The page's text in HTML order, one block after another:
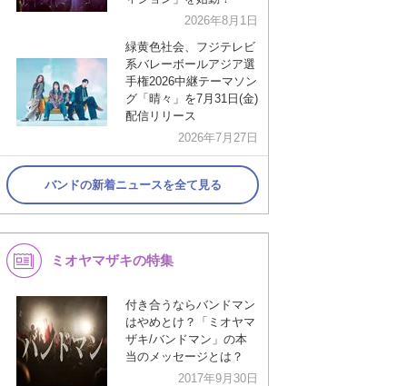
2026年8月1日
緑黄色社会、フジテレビ
系バレーボールアジア選
手権2026中継テーマソン
グ「晴々」を7月31日(金)
配信リリース
2026年7月27日
バンドの新着ニュースを全て見る
ミオヤマザキの特集
付き合うならバンドマン
はやめとけ？「ミオヤマ
ザキ/バンドマン」の本
当のメッセージとは？
2017年9月30日